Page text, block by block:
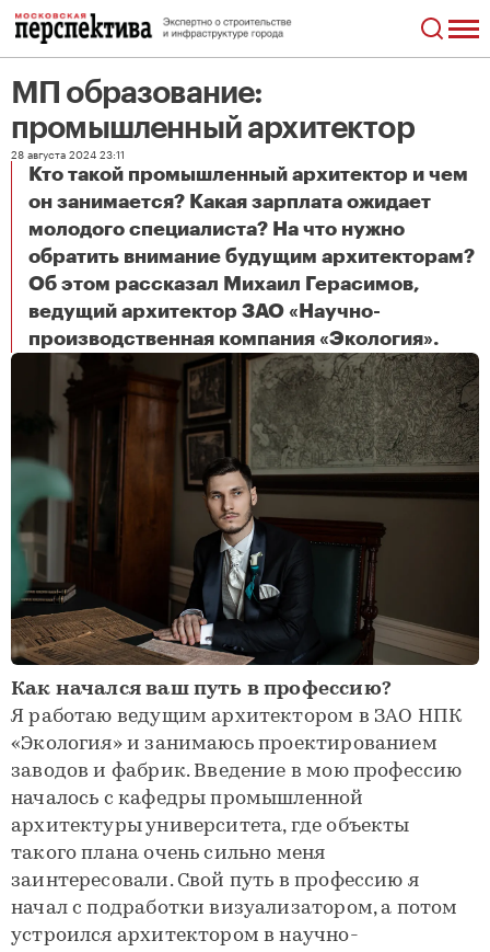
МП образование:
промышленный архитектор
28 августа 2024 23:11
Кто такой промышленный архитектор и чем
он занимается? Какая зарплата ожидает
молодого специалиста? На что нужно
обратить внимание будущим архитекторам?
Об этом рассказал Михаил Герасимов,
ведущий архитектор ЗАО «Научно-
производственная компания «Экология».
МП образование: промышленный архитектор
Как начался ваш путь в профессию?
Я работаю ведущим архитектором в ЗАО НПК
«Экология» и занимаюсь проектированием
заводов и фабрик. Введение в мою профессию
началось с кафедры промышленной
архитектуры университета, где объекты
такого плана очень сильно меня
заинтересовали. Свой путь в профессию я
начал с подработки визуализатором, а потом
устроился архитектором в научно-